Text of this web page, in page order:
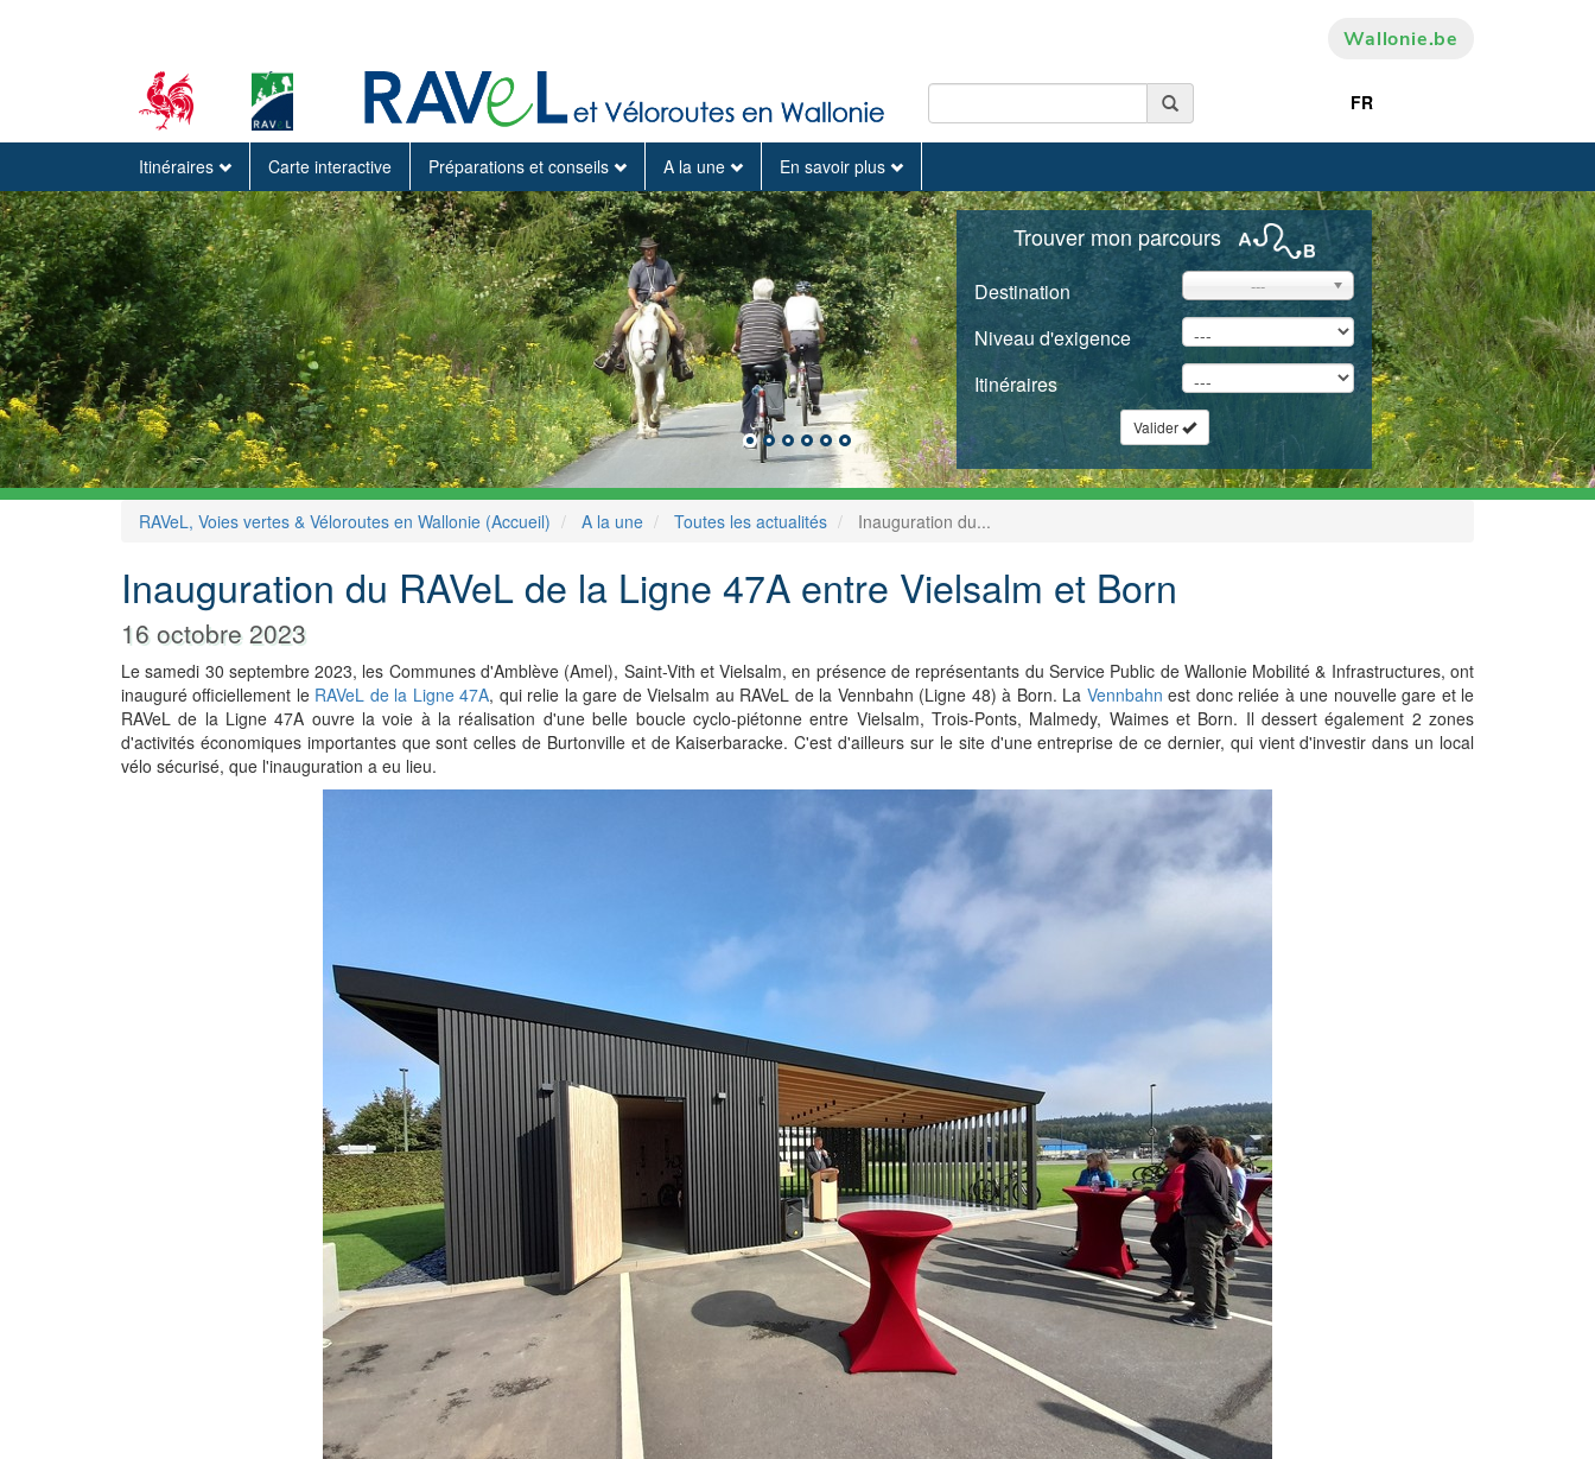
Wallonie.be
FR
Itinéraires Carte interactive Préparations et conseils A la une En savoir plus
Trouver mon parcours
Destination ---
Niveau d'exigence
Itinéraires
Valider
RAVeL, Voies vertes & Véloroutes en Wallonie (Accueil) A la une Toutes les actualités Inauguration du...
Inauguration du RAVeL de la Ligne 47A entre Vielsalm et Born
16 octobre 2023
Le samedi 30 septembre 2023, les Communes d'Amblève (Amel), Saint-Vith et Vielsalm, en présence de représentants du Service Public de Wallonie Mobilité & Infrastructures, ont
inauguré officiellement le RAVeL de la Ligne 47A, qui relie la gare de Vielsalm au RAVeL de la Vennbahn (Ligne 48) à Born. La Vennbahn est donc reliée à une nouvelle gare et le
RAVeL de la Ligne 47A ouvre la voie à la réalisation d'une belle boucle cyclo-piétonne entre Vielsalm, Trois-Ponts, Malmedy, Waimes et Born. Il dessert également 2 zones
d'activités économiques importantes que sont celles de Burtonville et de Kaiserbaracke. C'est d'ailleurs sur le site d'une entreprise de ce dernier, qui vient d'investir dans un local
vélo sécurisé, que l'inauguration a eu lieu.